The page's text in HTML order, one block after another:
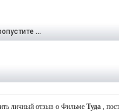
...
личный отзыв о Фильме Туда ,